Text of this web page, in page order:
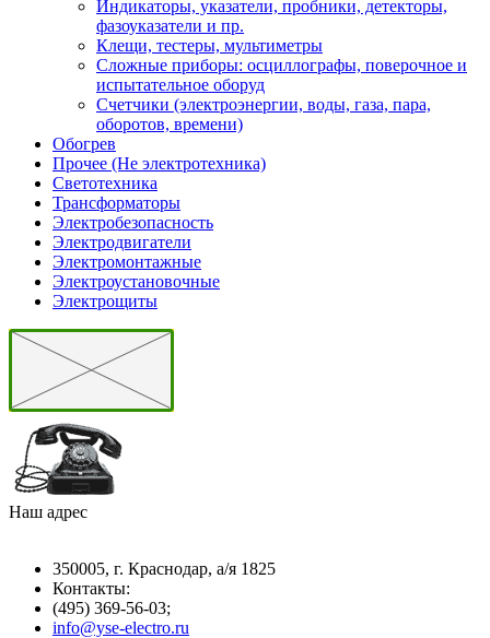
Индикаторы, указатели, пробники, детекторы,
фазоуказатели и пр.
Клещи, тестеры, мультиметры
Сложные приборы: осциллографы, поверочное и
испытательное оборуд
Счетчики (электроэнергии, воды, газа, пара,
оборотов, времени)
Обогрев
Прочее (Не электротехника)
Светотехника
Трансформаторы
Электробезопасность
Электродвигатели
Электромонтажные
Электроустановочные
Электрощиты
Наш адрес
350005, г. Краснодар, а/я 1825
Контакты: ­
(495) 369-56-03;
info@yse-electro.ru­